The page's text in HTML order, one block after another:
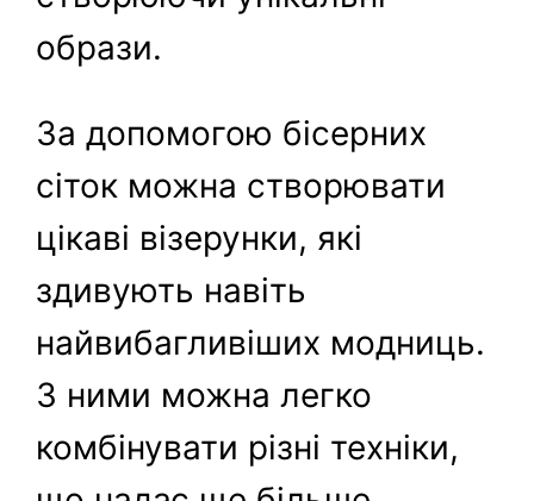
образи.
За допомогою бісерних
сіток можна створювати
цікаві візерунки, які
здивують навіть
найвибагливіших модниць.
З ними можна легко
комбінувати різні техніки,